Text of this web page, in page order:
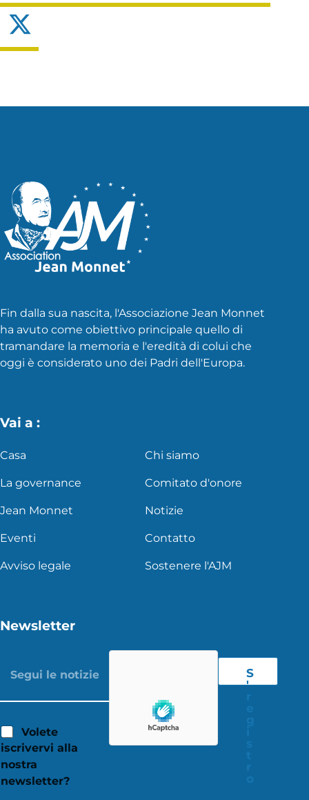
Fin dalla sua nascita, l'Associazione Jean Monnet
ha avuto come obiettivo principale quello di
tramandare la memoria e l'eredità di colui che
oggi è considerato uno dei Padri dell'Europa.
Vai a :
Casa Chi siamo
La governance Comitato d'onore
Jean Monnet Notizie
Eventi Contatto
Avviso legale Sostenere l'AJM
Newsletter
Volete
iscrivervi alla
nostra
newsletter?
S
'